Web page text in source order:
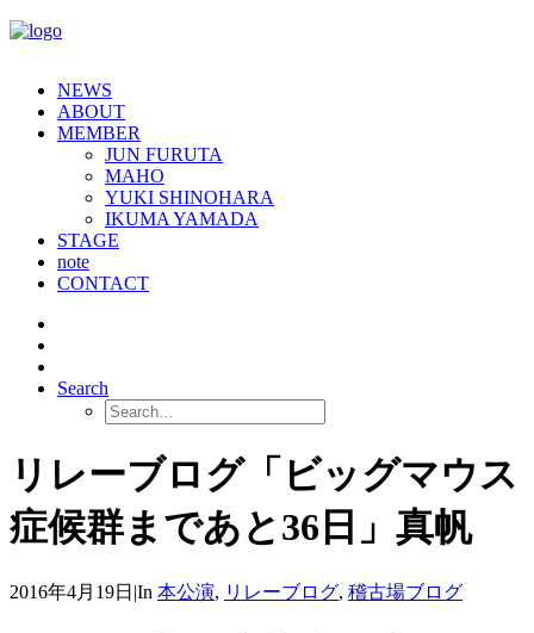
NEWS
ABOUT
MEMBER
JUN FURUTA
MAHO
YUKI SHINOHARA
IKUMA YAMADA
STAGE
note
CONTACT
Search
リレーブログ「ビッグマウス
症候群まであと36日」真帆
2016年4月19日 |In 本公演, リレーブログ, 稽古場ブログ